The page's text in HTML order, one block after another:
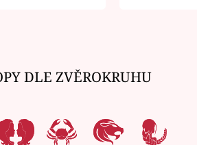
DLE ZVĚROKRUHU